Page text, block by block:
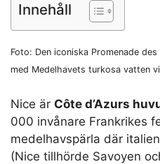
Innehåll
Foto: Den iconiska Promenade
med Medelhavets turkosa vatten
Nice är Côte d’Azurs
000 invånare Frankrikes
medelhavspärla där
(Nice tillhörde Savoyen